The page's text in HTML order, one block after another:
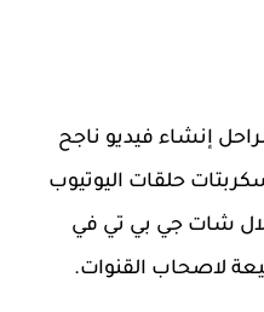
إنشاء فيديو ناجح
حلقات اليوتيوب
شات جي بي تي في
لاصحاب القنوات.